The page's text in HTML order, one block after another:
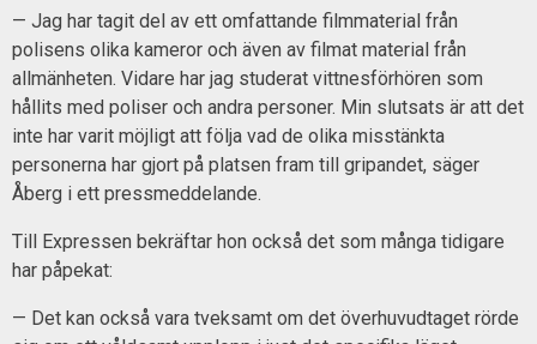
— Jag har tagit del av ett omfattande filmmaterial från
polisens olika kameror och även av filmat material från
allmänheten. Vidare har jag studerat vittnesförhören som
hållits med poliser och andra personer. Min slutsats är att det
inte har varit möjligt att följa vad de olika misstänkta
personerna har gjort på platsen fram till gripandet, säger
Åberg i ett pressmeddelande.
Till Expressen bekräftar hon också det som många tidigare
har påpekat:
— Det kan också vara tveksamt om det överhuvudtaget rörde